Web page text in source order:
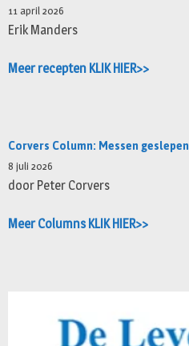
11 april 2026
Erik Manders
Meer recepten KLIK HIER>>
Corvers Column: Messen geslepen
8 juli 2026
door Peter Corvers
Meer Columns KLIK HIER>>